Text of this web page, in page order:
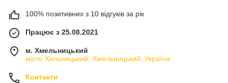
100% позитивних з 10 відгуків за рік
Працює з 25.08.2021
м. Хмельницький
місто Хельницький, Хмельницький, Україна
Контакти